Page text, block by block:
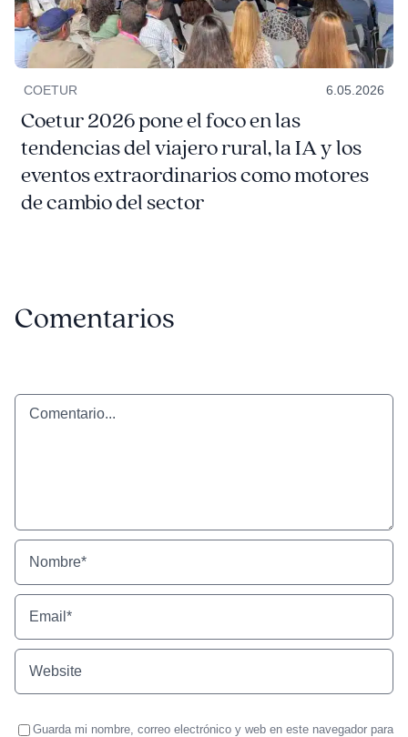
COETUR 6.05.2026
Coetur 2026 pone el foco en las
tendencias del viajero rural, la IA y los
eventos extraordinarios como motores
de cambio del sector
Comentarios
Comentario
Guarda mi nombre, correo electrónico y web en este navegador para